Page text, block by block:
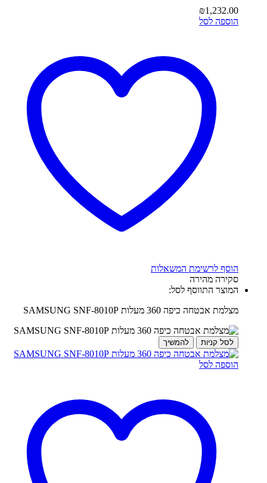
₪1,232.00
הוספה לסל
הוסף לרשימת המשאלות
סקירה מהירה
המוצר התווסף לסל:
מצלמת אבטחה כיפה 360 מעלות SAMSUNG SNF-8010P
לסל קניות להמשיך
הוספה לסל